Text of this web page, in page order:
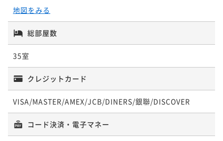
地図をみる
総部屋数
35室
クレジットカード
VISA/MASTER/AMEX/JCB/DINERS/銀聯/DISCOVER
コード決済・電子マネー